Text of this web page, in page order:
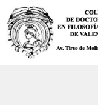
Saltar
al